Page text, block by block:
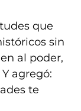
que
sin
al poder,
agregó:
te